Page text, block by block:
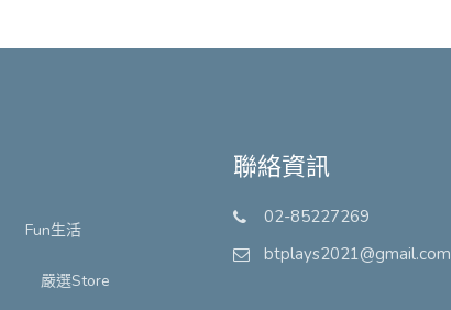
Fun生活
嚴選Store
聯絡資訊
02-85227269
btplays2021@gmail.com